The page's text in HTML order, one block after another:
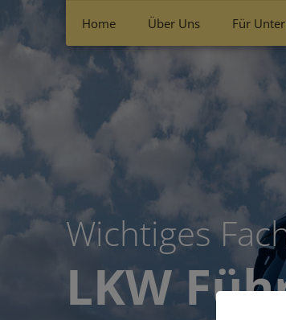
Home Über Uns Für
Wichtiges
LKW